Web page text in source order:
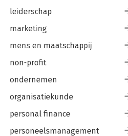
leiderschap
marketing
mens en maatschappij
non-profit
ondernemen
organisatiekunde
personal finance
personeelsmanagement